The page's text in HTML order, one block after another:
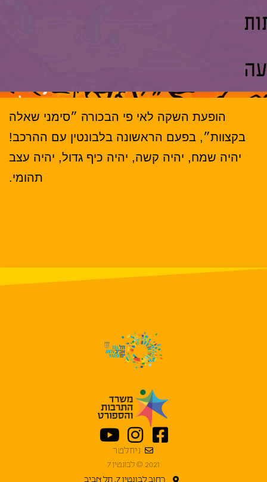
הופעת השקה לאי פי הבכורה ״סימני שאלה
בקצוות״, בפעם הראשונה בלבונטין עם ההרכב!
יהיה שמח, יהיה קשה, יהיה כיף גדול, יהיה עצב
תהומי.
רחוב לבונטין 7, תל אביב
ניוזלטר
2021 © לבונטין 7